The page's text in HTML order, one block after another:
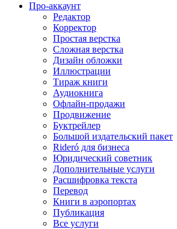
Про-аккаунт
Редактор
Корректор
Простая верстка
Сложная верстка
Дизайн обложки
Иллюстрации
Тираж книги
Аудиокнига
Офлайн-продажи
Продвижение
Буктрейлер
Большой издательский пакет
Rideró для бизнеса
Юридический советник
Дополнительные услуги
Расшифровка текста
Перевод
Книги в аэропортах
Публикация
Все услуги